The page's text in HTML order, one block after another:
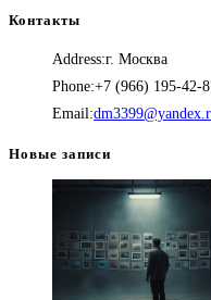
10,000.00₽.
Контакты
Address:г. Москва
Phone:+7 (966) 195-42-
Email:
Новые записи